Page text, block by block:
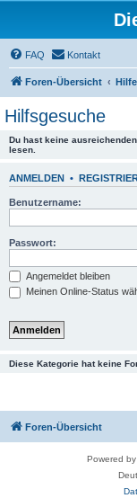
FAQ Kontakt
Foren-Übersicht
Hilfsgesuche
Du hast keine
lesen.
ANMELDEN •
Benutzername:
Passwort:
Angemeldet bleiben
Meinen Online-Status
Diese Kategorie hat keine
Foren-Übersicht
Powered by